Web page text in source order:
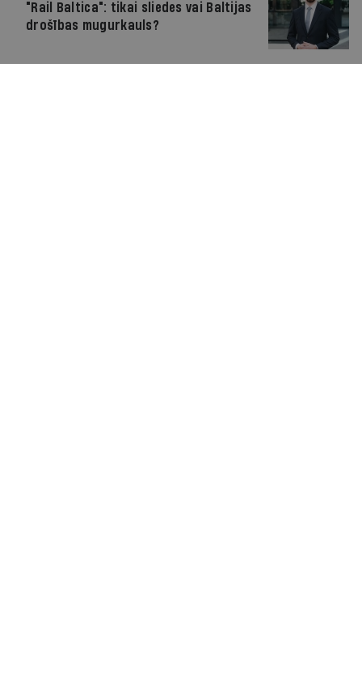
"Rail Baltica": tikai sliedes vai Baltijas
drošības mugurkauls?